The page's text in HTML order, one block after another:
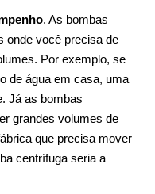
. As bombas
onde você precisa de
Por exemplo, se
de água em casa, uma
Já as bombas
grandes volumes de
que precisa mover
centrífuga seria a